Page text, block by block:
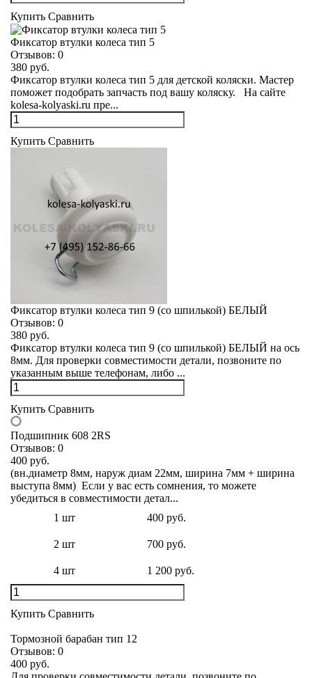
Купить Сравнить
Фиксатор втулки колеса тип 5
Отзывов: 0
380 руб.
Фиксатор втулки колеса тип 5 для детской коляски. Мастер
поможет подобрать запчасть под вашу коляску. На сайте
kolesa-kolyaski.ru пре...
Купить Сравнить
Фиксатор втулки колеса тип 9 (со шпилькой) БЕЛЫЙ
Отзывов: 0
380 руб.
Фиксатор втулки колеса тип 9 (со шпилькой) БЕЛЫЙ на ось
8мм. Для проверки совместимости детали, позвоните по
указанным выше телефонам, либо ...
Купить Сравнить
Подшипник 608 2RS
Отзывов: 0
400 руб.
(вн.диаметр 8мм, наруж диам 22мм, ширина 7мм + ширина
выступа 8мм) Если у вас есть сомнения, то можете
убедиться в совместимости детал...
1 шт
400 руб.
2 шт 700 руб.
4 шт 1 200 руб.
Купить Сравнить
Тормозной барабан тип 12
Отзывов: 0
400 руб.